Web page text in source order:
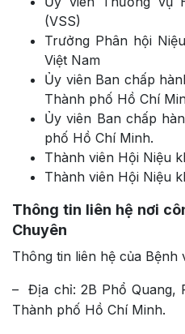
(VSS)
Trưởng Phân hội
Việt Nam
Ủy viên Ban chấp
Thành phố Hồ Chí
Ủy viên Ban chấp
phố Hồ Chí Minh.
Thành viên Hội Niệu
Thành viên Hội Niệu
Thông tin liên hệ nơi
Chuyên
Thông tin liên hệ của Bệnh
– Địa chỉ: 2B Phổ Quang,
Thành phố Hồ Chí Minh.